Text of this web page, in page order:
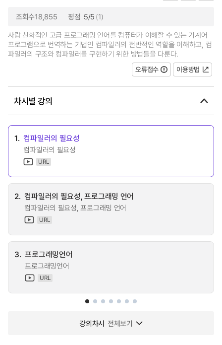
조회수18,855 평점 5/5 (1)
사람 친화적인 고급 프로그래밍 언어를 컴퓨터가 이해할 수 있는 기계어
프로그램으로 번역하는 기법인 컴파일러의 전반적인 역할을 이해하고, 컴
파일러의 구조와 컴파일러를 구현하기 위한 방법들을 다룬다.
오류접수
이용방법
차시별 강의
1. 컴파일러의 필요성
컴파일러의 필요성
URL
2. 컴파일러의 필요성, 프로그래밍 언어
컴파일러의 필요성, 프로그래밍 언어
URL
3. 프로그래밍언어
프로그래밍언어
URL
강의차시 전체보기